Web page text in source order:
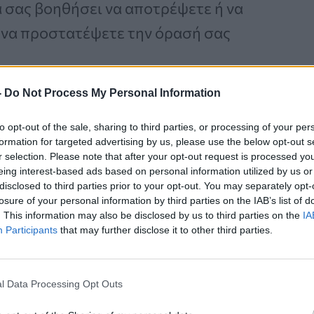
Do Not Process My Personal Information
opt-out of the sale, sharing to third parties, or processing of your
for targeted advertising by us, please use the below opt-out
selection. Please note that after your opt-out request is processed
interest-based ads based on personal information utilized by us
to third parties prior to your opt-out. You may separately
of your personal information by third parties on the IAB’s list of
This information may also be disclosed by us to third parties on the
Participants that may further disclose it to other third parties.
Data Processing Opt Outs
σας βοηθήσει να αποτρέψετε ή να
προστατέψετε την όρασή σας
Καρκίνος Προστάτη:
Νέα Ελάχιστα
Επεμβατική Εστιακή
Θεραπεία με NanoKnife